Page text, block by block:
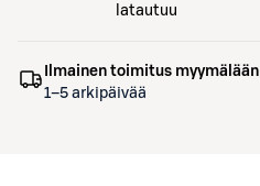
latautuu
Ilmainen toimitus myymälään
1–5 arkipäivää